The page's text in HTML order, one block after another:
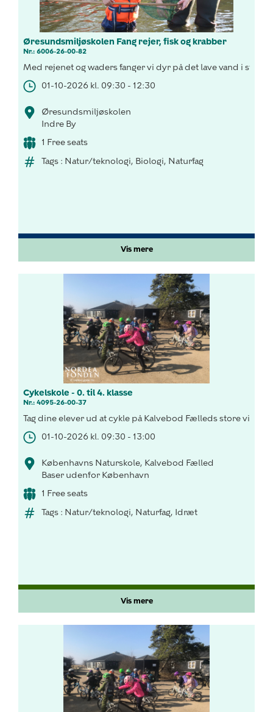
Øresundsmiljøskolen Fang rejer, fisk og krabber
Nr.: 6006-26-00-82
Med rejenet og waders fanger vi dyr på det lave vand i
01-10-2026 kl. 09:30 - 12:30
Øresundsmiljøskolen
Indre By
1 Free seats
Tags : Natur/teknologi, Biologi, Naturfag
Vis mere
Cykelskole - 0. til 4. klasse
Nr.: 4095-26-00-37
Tag dine elever ud at cykle på Kalvebod Fælleds store vidder!
01-10-2026 kl. 09:30 - 13:00
Københavns Naturskole, Kalvebod Fælled
Baser udenfor København
1 Free seats
Tags : Natur/teknologi, Naturfag, Idræt
Vis mere